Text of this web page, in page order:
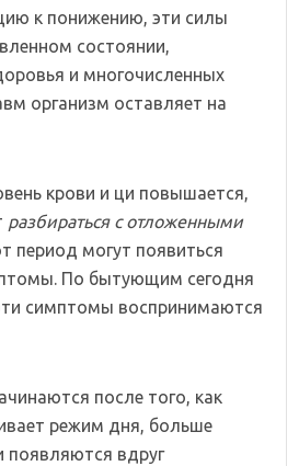
к понижению, эти силы
состоянии,
и многочисленных
организм оставляет на
крови и ци повышается,
разбираться с отложенными
период могут появиться
По бытующим сегодня
симптомы воспринимаются
после того, как
режим дня, больше
появляются вдруг